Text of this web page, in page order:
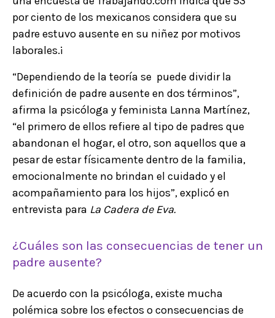
por ciento de los mexicanos considera que su
padre estuvo ausente en su niñez por motivos
laborales.¡
“Dependiendo de la teoría se puede dividir la
definición de padre ausente en dos términos”,
afirma la psicóloga y feminista Lanna Martínez,
“el primero de ellos refiere al tipo de padres que
abandonan el hogar, el otro, son aquellos que a
pesar de estar físicamente dentro de la familia,
emocionalmente no brindan el cuidado y el
acompañamiento para los hijos”, explicó en
entrevista para La Cadera de Eva.
¿Cuáles son las consecuencias de tener un
padre ausente?
De acuerdo con la psicóloga, existe mucha
polémica sobre los efectos o consecuencias de